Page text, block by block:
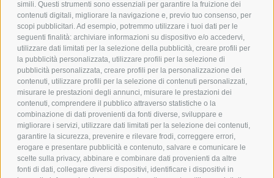
simili. Questi strumenti sono essenziali per garantire la fruizione dei
contenuti digitali, migliorare la navigazione e, previo tuo consenso, per
scopi pubblicitari. Ad esempio, potremmo utilizzare i tuoi dati per le
seguenti finalità: archiviare informazioni su dispositivo e/o accedervi,
utilizzare dati limitati per la selezione della pubblicità, creare profili per
la pubblicità personalizzata, utilizzare profili per la selezione di
pubblicità personalizzata, creare profili per la personalizzazione dei
contenuti, utilizzare profili per la selezione di contenuti personalizzati,
misurare le prestazioni degli annunci, misurare le prestazioni dei
contenuti, comprendere il pubblico attraverso statistiche o la
combinazione di dati provenienti da fonti diverse, sviluppare e
migliorare i servizi, utilizzare dati limitati per la selezione dei contenuti,
garantire la sicurezza, prevenire e rilevare frodi, correggere errori,
erogare e presentare pubblicità e contenuto, salvare e comunicare le
scelte sulla privacy, abbinare e combinare dati provenienti da altre
fonti di dati, collegare diversi dispositivi, identificare i dispositivi in
POLICY
PRIVACY POLICY
COOKIE POLICY
PAGAMENTI SICURI
AZIENDA
CHI SIAMO
MARCHI TRATTATI